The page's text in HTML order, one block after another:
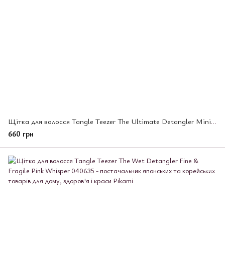
Щітка для волосся Tangle Teezer The Ultimate Detangler Mini Transformative Teal
660 грн